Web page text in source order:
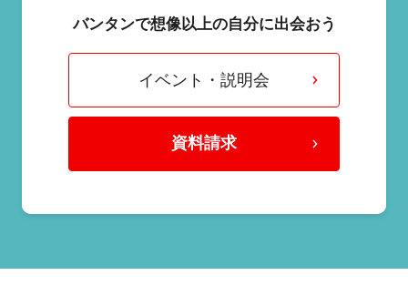
バンタンで想像以上の自分に出会おう
イベント・説明会
資料請求